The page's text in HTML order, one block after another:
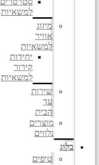
למשאיות
מיזוג
אוויר
למשאיות
יחידות
קירור
למשאיות
שירות
עד
הבית
מוצרים
נלווים
בלוג
טיפים